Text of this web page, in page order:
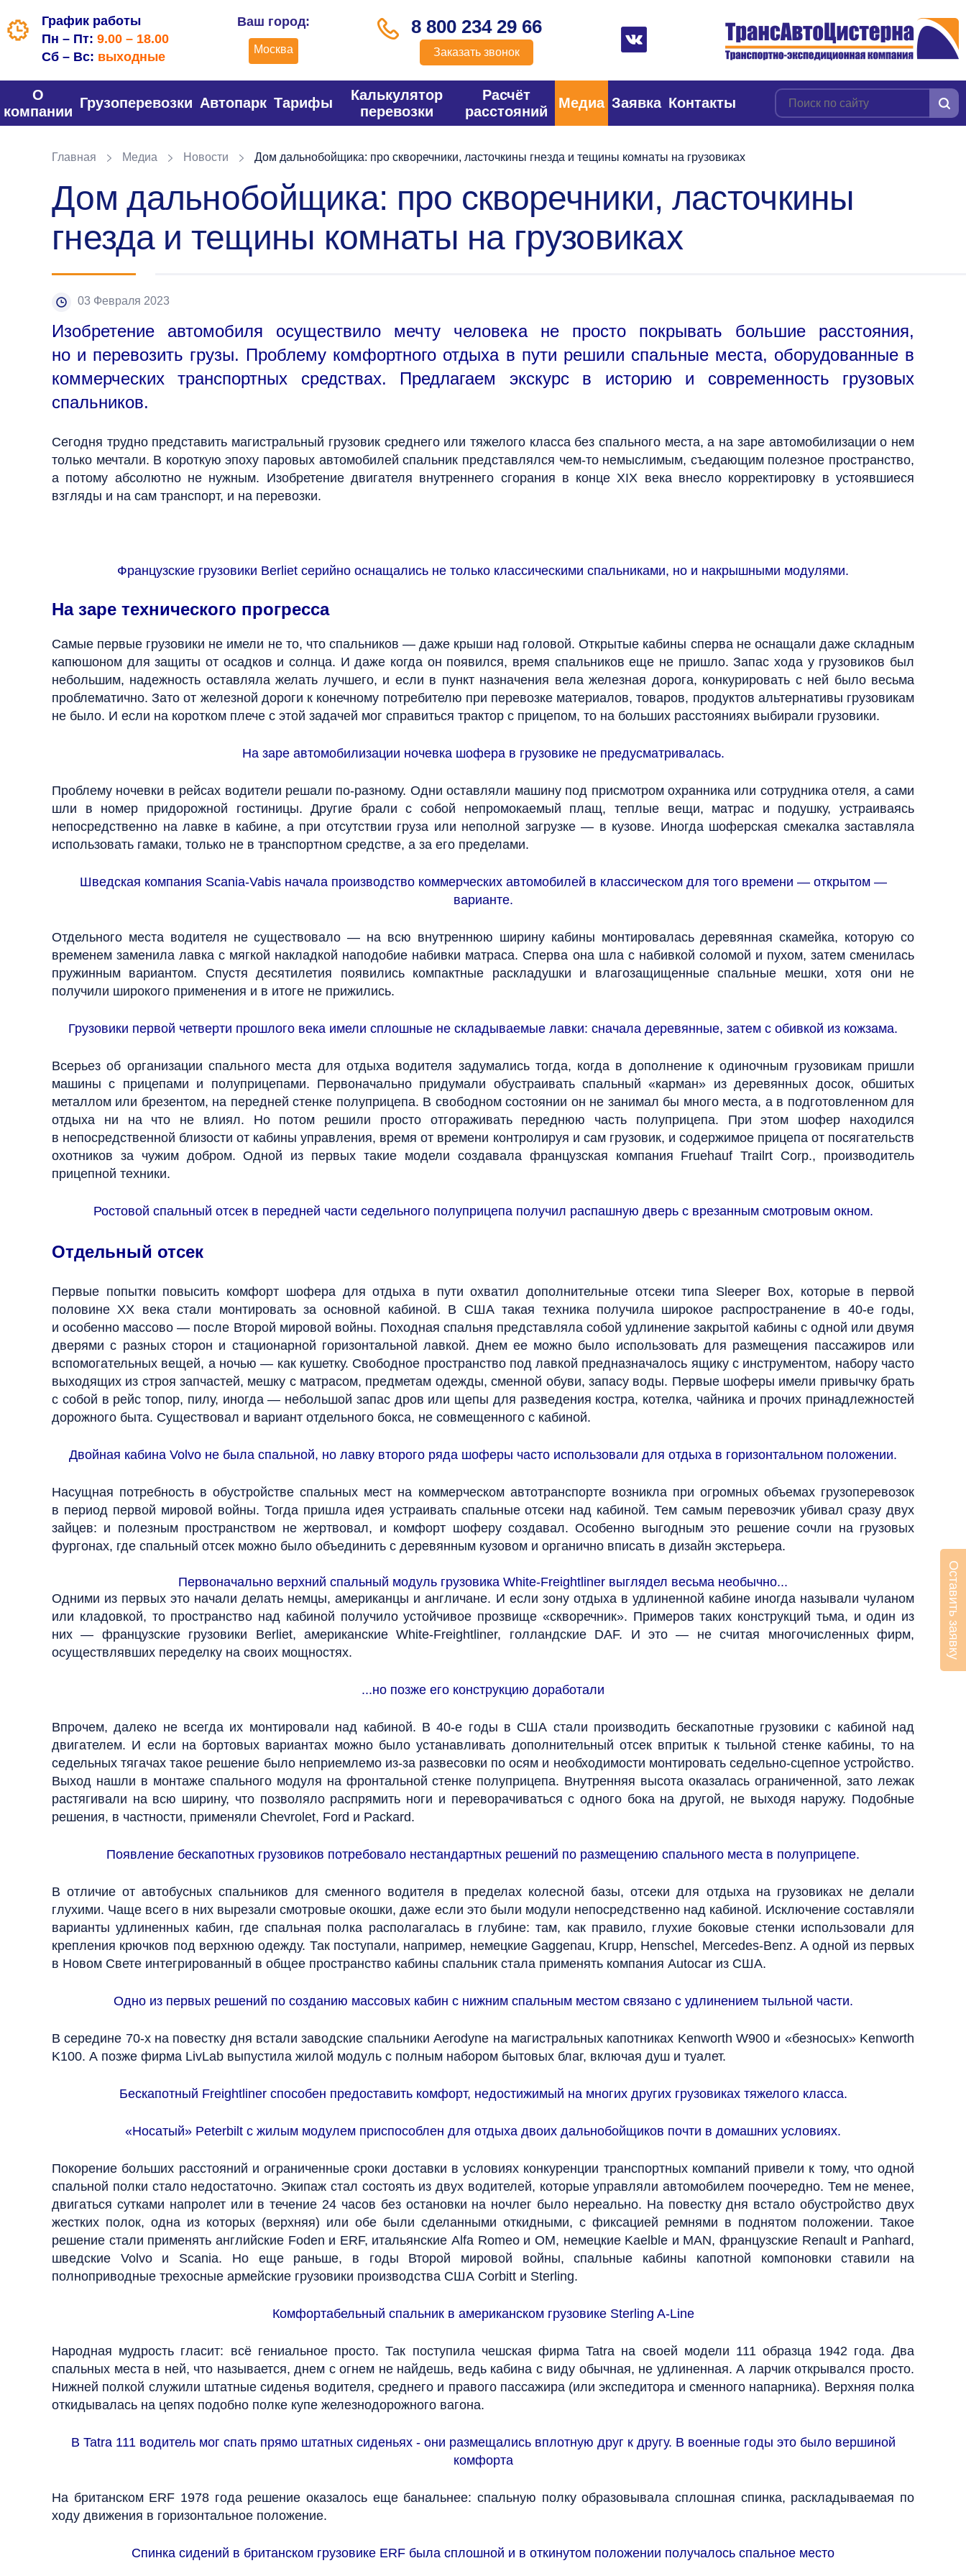
График работы
Пн – Пт: 9.00 – 18.00
Сб – Вс: выходные
Ваш город:
Москва
8 800 234 29 66
Заказать звонок
О
компании
Грузоперевозки Автопарк Тарифы
Калькулятор
перевозки
Расчёт
расстояний
Медиа Заявка Контакты
Главная Медиа Новости Дом дальнобойщика: про скворечники, ласточкины гнезда и тещины комнаты на грузовиках
Дом дальнобойщика: про скворечники, ласточкины
гнезда и тещины комнаты на грузовиках
03 Февраля 2023
Изобретение автомобиля осуществило мечту человека не просто покрывать большие расстояния,
но и перевозить грузы. Проблему комфортного отдыха в пути решили спальные места, оборудованные в
коммерческих транспортных средствах. Предлагаем экскурс в историю и современность грузовых
спальников.
Сегодня трудно представить магистральный грузовик среднего или тяжелого класса без спального места, а на заре автомобилизации о нем
только мечтали. В короткую эпоху паровых автомобилей спальник представлялся чем-то немыслимым, съедающим полезное пространство,
а потому абсолютно не нужным. Изобретение двигателя внутреннего сгорания в конце XIX века внесло корректировку в устоявшиеся
взгляды и на сам транспорт, и на перевозки.
Французские грузовики Berliet серийно оснащались не только классическими спальниками, но и накрышными модулями.
На заре технического прогресса
Самые первые грузовики не имели не то, что спальников — даже крыши над головой. Открытые кабины сперва не оснащали даже складным
капюшоном для защиты от осадков и солнца. И даже когда он появился, время спальников еще не пришло. Запас хода у грузовиков был
небольшим, надежность оставляла желать лучшего, и если в пункт назначения вела железная дорога, конкурировать с ней было весьма
проблематично. Зато от железной дороги к конечному потребителю при перевозке материалов, товаров, продуктов альтернативы грузовикам
не было. И если на коротком плече с этой задачей мог справиться трактор с прицепом, то на больших расстояниях выбирали грузовики.
На заре автомобилизации ночевка шофера в грузовике не предусматривалась.
Проблему ночевки в рейсах водители решали по-разному. Одни оставляли машину под присмотром охранника или сотрудника отеля, а сами
шли в номер придорожной гостиницы. Другие брали с собой непромокаемый плащ, теплые вещи, матрас и подушку, устраиваясь
непосредственно на лавке в кабине, а при отсутствии груза или неполной загрузке — в кузове. Иногда шоферская смекалка заставляла
использовать гамаки, только не в транспортном средстве, а за его пределами.
Шведская компания Scania-Vabis начала производство коммерческих автомобилей в классическом для того времени — открытом —
варианте.
Отдельного места водителя не существовало — на всю внутреннюю ширину кабины монтировалась деревянная скамейка, которую со
временем заменила лавка с мягкой накладкой наподобие набивки матраса. Сперва она шла с набивкой соломой и пухом, затем сменилась
пружинным вариантом. Спустя десятилетия появились компактные раскладушки и влагозащищенные спальные мешки, хотя они не
получили широкого применения и в итоге не прижились.
Грузовики первой четверти прошлого века имели сплошные не складываемые лавки: сначала деревянные, затем с обивкой из кожзама.
Всерьез об организации спального места для отдыха водителя задумались тогда, когда в дополнение к одиночным грузовикам пришли
машины с прицепами и полуприцепами. Первоначально придумали обустраивать спальный «карман» из деревянных досок, обшитых
металлом или брезентом, на передней стенке полуприцепа. В свободном состоянии он не занимал бы много места, а в подготовленном для
отдыха ни на что не влиял. Но потом решили просто отгораживать переднюю часть полуприцепа. При этом шофер находился
в непосредственной близости от кабины управления, время от времени контролируя и сам грузовик, и содержимое прицепа от посягательств
охотников за чужим добром. Одной из первых такие модели создавала французская компания Fruehauf Trailrt Corp., производитель
прицепной техники.
Ростовой спальный отсек в передней части седельного полуприцепа получил распашную дверь с врезанным смотровым окном.
Отдельный отсек
Первые попытки повысить комфорт шофера для отдыха в пути охватил дополнительные отсеки типа Sleeper Box, которые в первой
половине ХХ века стали монтировать за основной кабиной. В США такая техника получила широкое распространение в 40‑е годы,
и особенно массово — после Второй мировой войны. Походная спальня представляла собой удлинение закрытой кабины с одной или двумя
дверями с разных сторон и стационарной горизонтальной лавкой. Днем ее можно было использовать для размещения пассажиров или
вспомогательных вещей, а ночью — как кушетку. Свободное пространство под лавкой предназначалось ящику с инструментом, набору часто
выходящих из строя запчастей, мешку с матрасом, предметам одежды, сменной обуви, запасу воды. Первые шоферы имели привычку брать
с собой в рейс топор, пилу, иногда — небольшой запас дров или щепы для разведения костра, котелка, чайника и прочих принадлежностей
дорожного быта. Существовал и вариант отдельного бокса, не совмещенного с кабиной.
Двойная кабина Volvo не была спальной, но лавку второго ряда шоферы часто использовали для отдыха в горизонтальном положении.
Насущная потребность в обустройстве спальных мест на коммерческом автотранспорте возникла при огромных объемах грузоперевозок
в период первой мировой войны. Тогда пришла идея устраивать спальные отсеки над кабиной. Тем самым перевозчик убивал сразу двух
зайцев: и полезным пространством не жертвовал, и комфорт шоферу создавал. Особенно выгодным это решение сочли на грузовых
фургонах, где спальный отсек можно было объединить с деревянным кузовом и органично вписать в дизайн экстерьера.
Первоначально верхний спальный модуль грузовика White-Freightliner выглядел весьма необычно...
Одними из первых это начали делать немцы, американцы и англичане. И если зону отдыха в удлиненной кабине иногда называли чуланом
или кладовкой, то пространство над кабиной получило устойчивое прозвище «скворечник». Примеров таких конструкций тьма, и один из
них — французские грузовики Berliet, американские White-Freightliner, голландские DAF. И это — не считая многочисленных фирм,
осуществлявших переделку на своих мощностях.
...но позже его конструкцию доработали
Впрочем, далеко не всегда их монтировали над кабиной. В 40‑е годы в США стали производить бескапотные грузовики с кабиной над
двигателем. И если на бортовых вариантах можно было устанавливать дополнительный отсек впритык к тыльной стенке кабины, то на
седельных тягачах такое решение было неприемлемо из-за развесовки по осям и необходимости монтировать седельно-сцепное устройство.
Выход нашли в монтаже спального модуля на фронтальной стенке полуприцепа. Внутренняя высота оказалась ограниченной, зато лежак
растягивали на всю ширину, что позволяло распрямить ноги и переворачиваться с одного бока на другой, не выходя наружу. Подобные
решения, в частности, применяли Chevrolet, Ford и Packard.
Появление бескапотных грузовиков потребовало нестандартных решений по размещению спального места в полуприцепе.
В отличие от автобусных спальников для сменного водителя в пределах колесной базы, отсеки для отдыха на грузовиках не делали
глухими. Чаще всего в них вырезали смотровые окошки, даже если это были модули непосредственно над кабиной. Исключение составляли
варианты удлиненных кабин, где спальная полка располагалась в глубине: там, как правило, глухие боковые стенки использовали для
крепления крючков под верхнюю одежду. Так поступали, например, немецкие Gaggenau, Krupp, Henschel, Mercedes-Benz. А одной из первых
в Новом Свете интегрированный в общее пространство кабины спальник стала применять компания Autocar из США.
Одно из первых решений по созданию массовых кабин с нижним спальным местом связано с удлинением тыльной части.
В середине 70‑х на повестку дня встали заводские спальники Aerodyne на магистральных капотниках Kenworth W900 и «безносых» Kenworth
K100. А позже фирма LivLab выпустила жилой модуль с полным набором бытовых благ, включая душ и туалет.
Бескапотный Freightliner способен предоставить комфорт, недостижимый на многих других грузовиках тяжелого класса.
«Носатый» Peterbilt с жилым модулем приспособлен для отдыха двоих дальнобойщиков почти в домашних условиях.
Покорение больших расстояний и ограниченные сроки доставки в условиях конкуренции транспортных компаний привели к тому, что одной
спальной полки стало недостаточно. Экипаж стал состоять из двух водителей, которые управляли автомобилем поочередно. Тем не менее,
двигаться сутками напролет или в течение 24 часов без остановки на ночлег было нереально. На повестку дня встало обустройство двух
жестких полок, одна из которых (верхняя) или обе были сделанными откидными, с фиксацией ремнями в поднятом положении. Такое
решение стали применять английские Foden и ERF, итальянские Alfa Romeo и OM, немецкие Kaelble и MAN, французские Renault и Panhard,
шведские Volvo и Scania. Но еще раньше, в годы Второй мировой войны, спальные кабины капотной компоновки ставили на
полноприводные трехосные армейские грузовики производства США Corbitt и Sterling.
Комфортабельный спальник в американском грузовике Sterling A-Line
Народная мудрость гласит: всё гениальное просто. Так поступила чешская фирма Tatra на своей модели 111 образца 1942 года. Два
спальных места в ней, что называется, днем с огнем не найдешь, ведь кабина с виду обычная, не удлиненная. А ларчик открывался просто.
Нижней полкой служили штатные сиденья водителя, среднего и правого пассажира (или экспедитора и сменного напарника). Верхняя полка
откидывалась на цепях подобно полке купе железнодорожного вагона.
В Tatra 111 водитель мог спать прямо штатных сиденьях - они размещались вплотную друг к другу. В военные годы это было вершиной
комфорта
На британском ERF 1978 года решение оказалось еще банальнее: спальную полку образовывала сплошная спинка, раскладываемая по
ходу движения в горизонтальное положение.
Спинка сидений в британском грузовике ERF была сплошной и в откинутом положении получалось спальное место
Оставить заявку